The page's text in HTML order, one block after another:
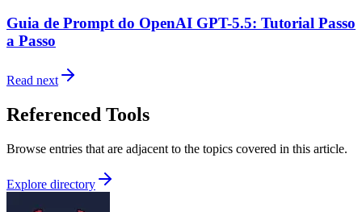
Guia de Prompt do OpenAI GPT-5.5: Tutorial Passo
a Passo
Read next
Referenced Tools
Browse entries that are adjacent to the topics covered in this article.
Explore directory